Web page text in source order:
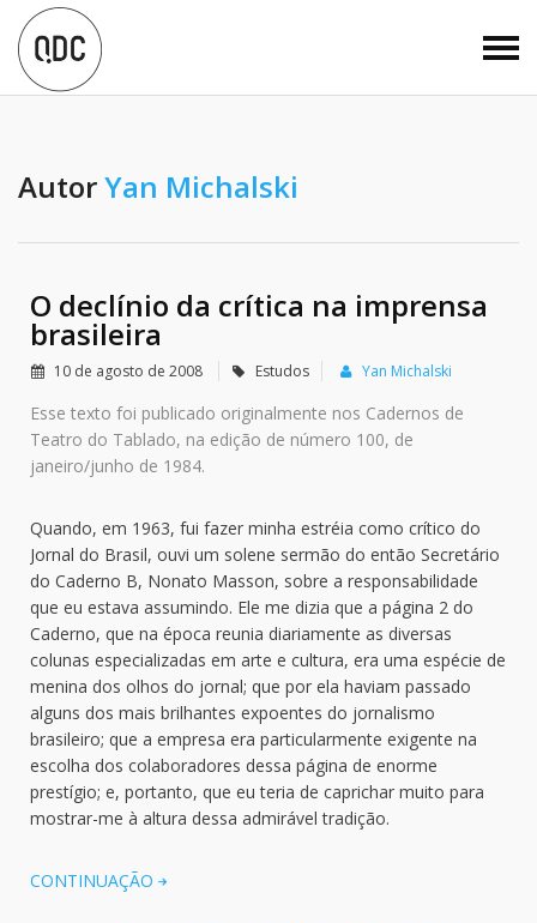
AutorYan Michalski
O declínio da crítica na imprensa
brasileira
10 de agosto de 2008 Estudos Yan Michalski
Esse texto foi publicado originalmente nos Cadernos de
Teatro do Tablado, na edição de número 100, de
janeiro/junho de 1984.
Quando, em 1963, fui fazer minha estréia como crítico do
Jornal do Brasil, ouvi um solene sermão do então Secretário
do Caderno B, Nonato Masson, sobre a responsabilidade
que eu estava assumindo. Ele me dizia que a página 2 do
Caderno, que na época reunia diariamente as diversas
colunas especializadas em arte e cultura, era uma espécie de
menina dos olhos do jornal; que por ela haviam passado
alguns dos mais brilhantes expoentes do jornalismo
brasileiro; que a empresa era particularmente exigente na
escolha dos colaboradores dessa página de enorme
prestígio; e, portanto, que eu teria de caprichar muito para
mostrar-me à altura dessa admirável tradição.
CONTINUAÇÃO